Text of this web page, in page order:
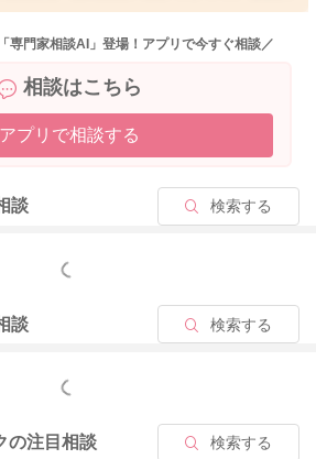
になるのであれば、問題はないとされ
に、開いても6〜8時間以内にはあげて
れます。
てみてください。
ます。
専門家相談AI」登場！アプリで今すぐ相談／
相談はこちら
アプリで相談する
談 検索する
もっと見る
談 検索する
もっと見る
の注目相談 検索する